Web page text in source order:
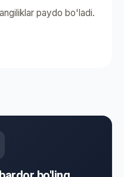
paydo bo'ladi.